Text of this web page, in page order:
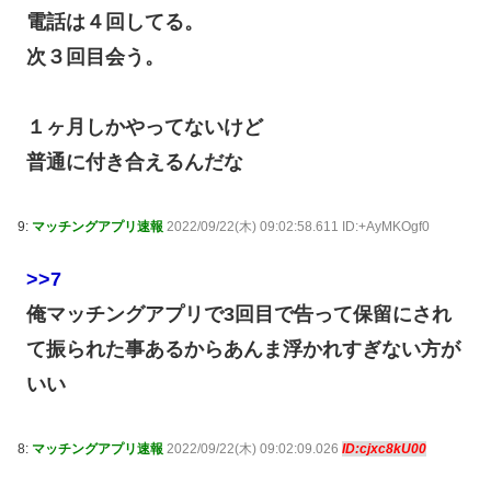
電話は４回してる。
次３回目会う。
１ヶ月しかやってないけど
普通に付き合えるんだな
9: マッチングアプリ速報 2022/09/22(木) 09:02:58.611 ID:+AyMKOgf0
>>7
俺マッチングアプリで3回目で告って保留にされ
て振られた事あるからあんま浮かれすぎない方が
いい
8: マッチングアプリ速報 2022/09/22(木) 09:02:09.026 ID:cjxc8kU00